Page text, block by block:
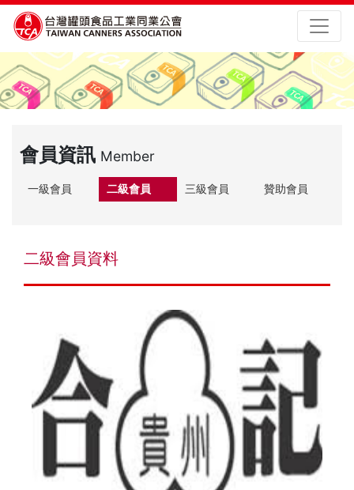
會員資訊 Member
一級會員 二級會員 三級會員 贊助會員
二級會員資料